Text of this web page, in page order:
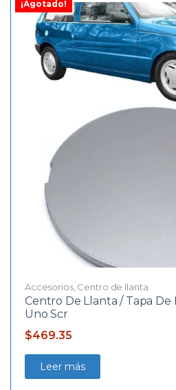
¡Agotado!
Accesorios, Centro de llanta
Centro De Llanta / Tapa De
Uno Scr
$469.35
Leer más